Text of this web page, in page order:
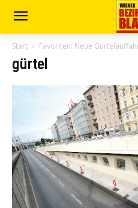
Start Favoriten: Neue
gürtel